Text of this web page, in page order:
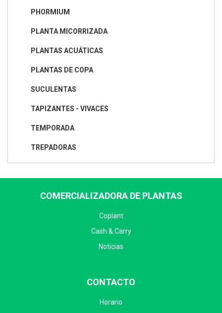
PHORMIUM
PLANTA MICORRIZADA
PLANTAS ACUÁTICAS
PLANTAS DE COPA
SUCULENTAS
TAPIZANTES - VIVACES
TEMPORADA
TREPADORAS
COMERCIALIZADORA DE PLANTAS
Coplant
Cash & Carry
Noticias
CONTACTO
Horario